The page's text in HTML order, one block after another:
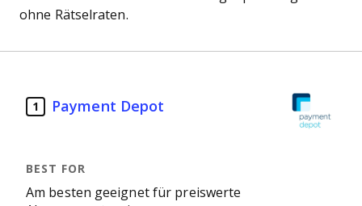
ohne Rätselraten.
1 Payment Depot
Am besten geeignet für preiswerte